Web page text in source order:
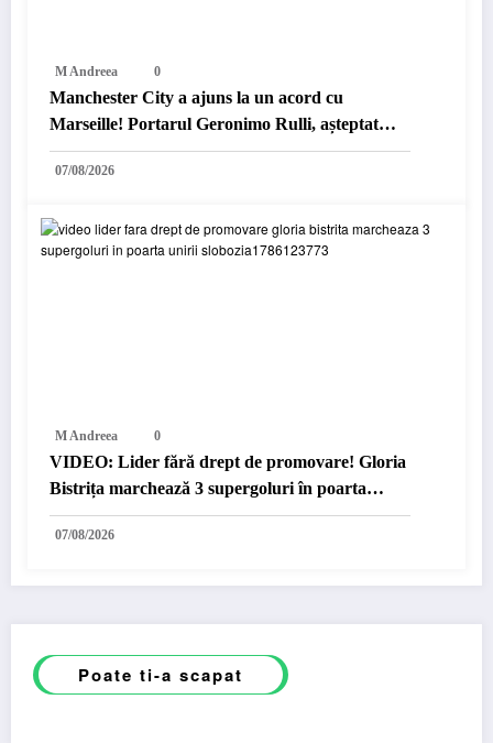
M Andreea 0
Manchester City a ajuns la un acord cu
Marseille! Portarul Geronimo Rulli, așteptat
pentru vizita medicală
07/08/2026
M Andreea 0
VIDEO: Lider fără drept de promovare! Gloria
Bistrița marchează 3 supergoluri în poarta
Unirii Slobozia
07/08/2026
Poate ti-a scapat